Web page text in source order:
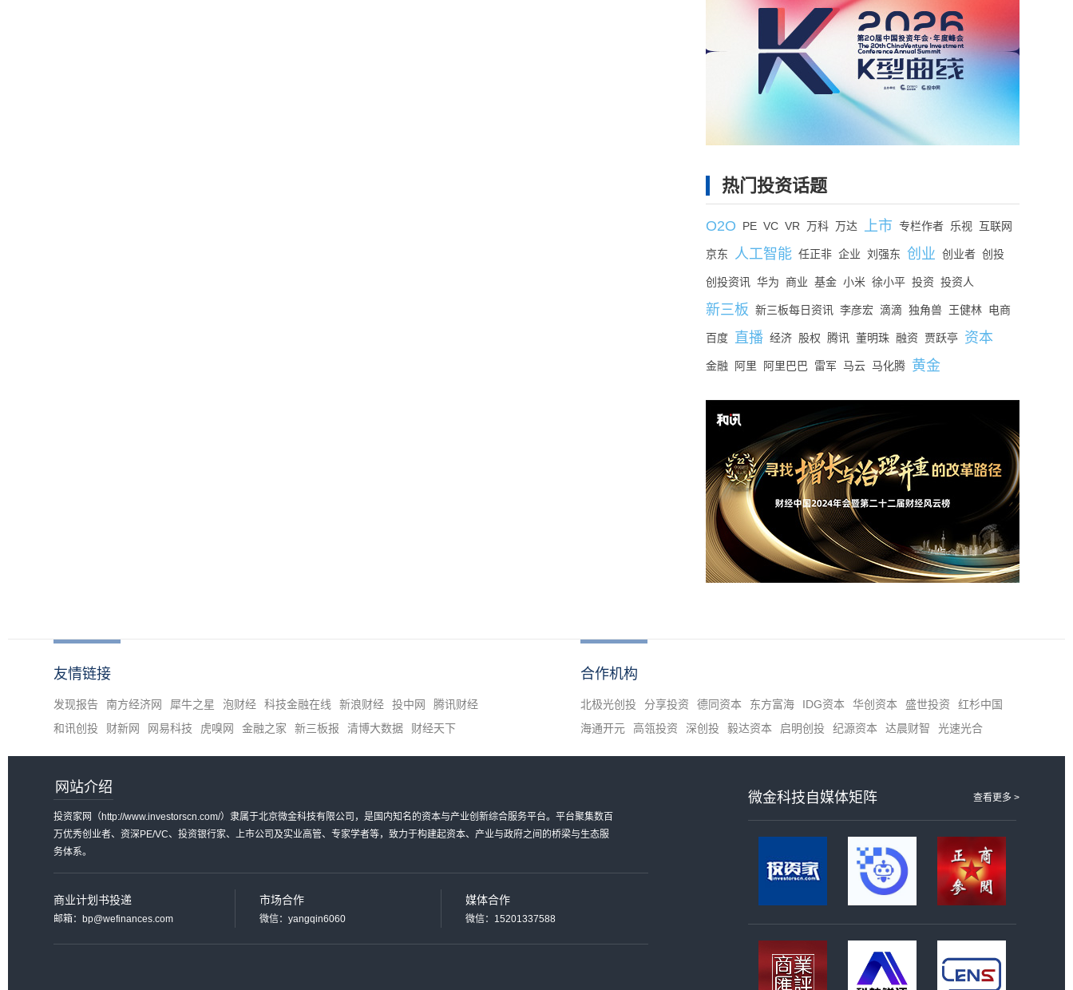
热门投资话题
O2O PE VC VR 万科 万达 上市 专栏作者 乐视 互联网
京东 人工智能 任正非 企业 刘强东 创业 创业者 创投
创投资讯 华为 商业 基金 小米 徐小平 投资 投资人
新三板 新三板每日资讯 李彦宏 滴滴 独角兽 王健林 电商
百度 直播 经济 股权 腾讯 董明珠 融资 贾跃亭 资本
金融 阿里 阿里巴巴 雷军 马云 马化腾 黄金
友情链接
发现报告 南方经济网 犀牛之星 泡财经 科技金融在线 新浪财经 投中网
腾讯财经
和讯创投
财新网 网易科技 虎嗅网 金融之家 新三板报 清博大数据 财经天下
合作机构
北极光创投 分享投资 德同资本 东方富海 IDG资本 华创资本 盛世投资
红杉中国
海通开元
高瓴投资 深创投 毅达资本 启明创投 纪源资本 达晨财智 光速光合
网站介绍
投资家网（http://www.investorscn.com/）隶属于北京微金科技有限公司，是国内知名的资本与产业创新综合服务平台。平台聚集数百
万优秀创业者、资深PE/VC、投资银行家、上市公司及实业高管、专家学者等，致力于构建起资本、产业与政府之间的桥梁与生态服
务体系。
商业计划书投递
邮箱：bp@wefinances.com
市场合作
微信：yangqin6060
媒体合作
微信：15201337588
查看更多 >
微金科技自媒体矩阵